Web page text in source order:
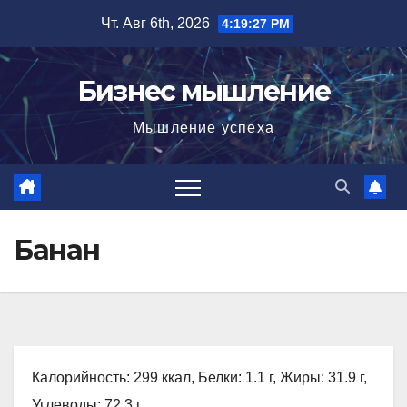
содержимому
Чт. Авг 6th, 2026 4:19:28 PM
Бизнес мышление
Мышление успеха
Банан
Калорийность: 299 ккал, Белки: 1.1 г, Жиры: 31.9 г,